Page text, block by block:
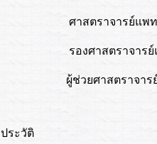
ศาสตราจารย์แพทย์หญิ
รองศาสตราจารย์แพทย์
ผู้ช่วยศาสตราจารย์แพท
ประวัติ